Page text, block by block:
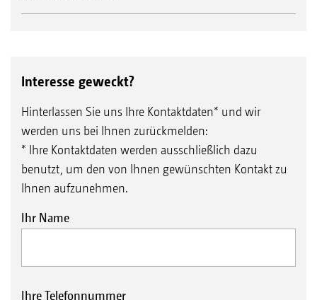
Interesse geweckt?
Hinterlassen Sie uns Ihre Kontaktdaten* und wir
werden uns bei Ihnen zurückmelden:
* Ihre Kontaktdaten werden ausschließlich dazu
benutzt, um den von Ihnen gewünschten Kontakt zu
Ihnen aufzunehmen.
Ihr Name
Ihre Telefonnummer